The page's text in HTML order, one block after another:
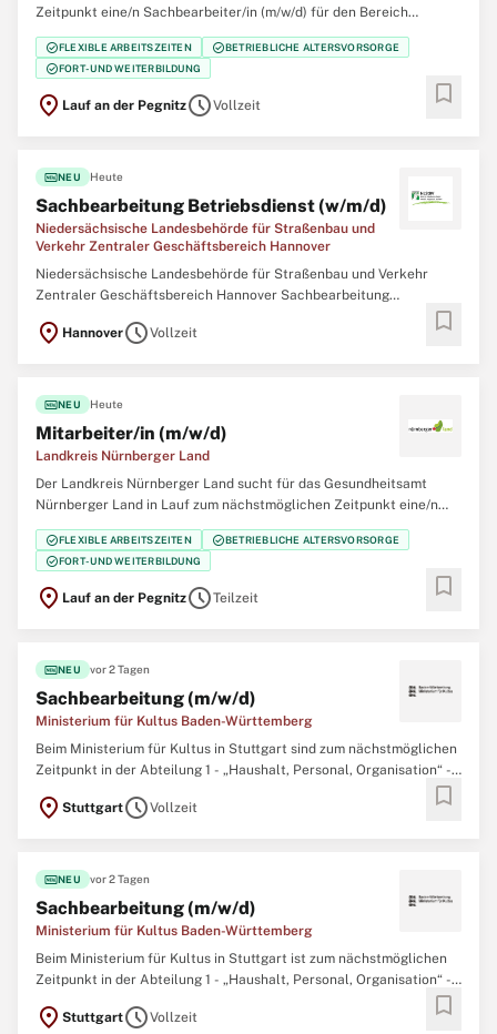
Zeitpunkt eine/n Sachbearbeiter/in (m/w/d) für den Bereich
Arbeitsschutz / Organisation in Vollzeit oder vollzeitnah (min. 35 h).
Es handelt sich um eine unbefristete Stelle. Die Besetzung ist auch
im Rahmen von Jobsharing
check_circleFLEXIBLE ARBEITSZEITEN check_circleBETRIEBLICHE ALTERSVORSORGE
check_circleFORT- UND WEITERBILDUNG
location_on Lauf an der PegnitzscheduleVollzeit bookmark
fiber_newNEU Heute
Sachbearbeitung Betriebsdienst (w/m/d)
Niedersächsische Landesbehörde für Straßenbau und
Verkehr Zentraler Geschäftsbereich Hannover
Niedersächsische Landesbehörde für Straßenbau und Verkehr
Zentraler Geschäftsbereich Hannover Sachbearbeitung
Niedersächsischen Landesbehörde für Straßenbau und Verkehr ist
location_on HannoverscheduleVollzeit bookmark
fiber_newNEU Heute
Mitarbeiter/in (m/w/d)
Landkreis Nürnberger Land
Der Landkreis Nürnberger Land sucht für das Gesundheitsamt
Nürnberger Land in Lauf zum nächstmöglichen Zeitpunkt eine/n
Mitarbeiter/in (m/w/d) in Teilzeit mit 23,30 Wochenstunden im
kommunalen Verwaltungsbereich des Gesundheitsamts Nürnberger
Land. Die Stelle ist unbefristet. Ihr
check_circleFLEXIBLE ARBEITSZEITEN check_circleBETRIEBLICHE ALTERSVORSORGE
check_circleFORT- UND WEITERBILDUNG
location_on Lauf an der PegnitzscheduleTeilzeit bookmark
fiber_newNEU vor 2 Tagen
Sachbearbeitung (m/w/d)
Ministerium für Kultus Baden-Württemberg
Beim Ministerium für Kultus in Stuttgart sind zum nächstmöglichen
Zeitpunkt in der Abteilung 1 - „Haushalt, Personal, Organisation“ -
besetzen: Sachbearbeitung (m/w/d) des gehobenen Dienstes
location_on StuttgartscheduleVollzeit bookmark
fiber_newNEU vor 2 Tagen
Sachbearbeitung (m/w/d)
Ministerium für Kultus Baden-Württemberg
Beim Ministerium für Kultus in Stuttgart ist zum nächstmöglichen
Zeitpunkt in der Abteilung 1 - „Haushalt, Personal, Organisation“ -
im Referat 14 "Beamten- und Tarifrecht“ folgender Dienstposten zu
besetzen: Sachbearbeitung (m/w/d) des gehobenen Dienstes
location_on StuttgartscheduleVollzeit bookmark